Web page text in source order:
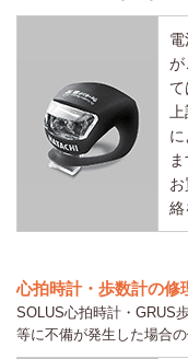
が
て
ま
絡
心拍時計・歩数計の修
SOLUS心拍時計・GRUS
等に不備が発生した場合